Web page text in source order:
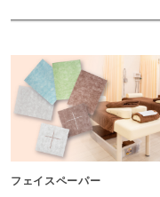
フェイスペーパー